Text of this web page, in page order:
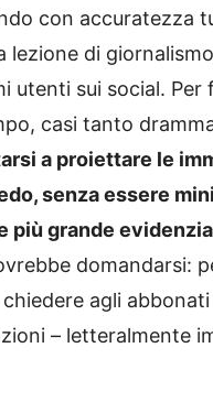
con accuratezza
lezione di
utenti sui social.
casi tanto
a proiettare le
senza essere
grande
domandarsi:
agli
– letteralmente